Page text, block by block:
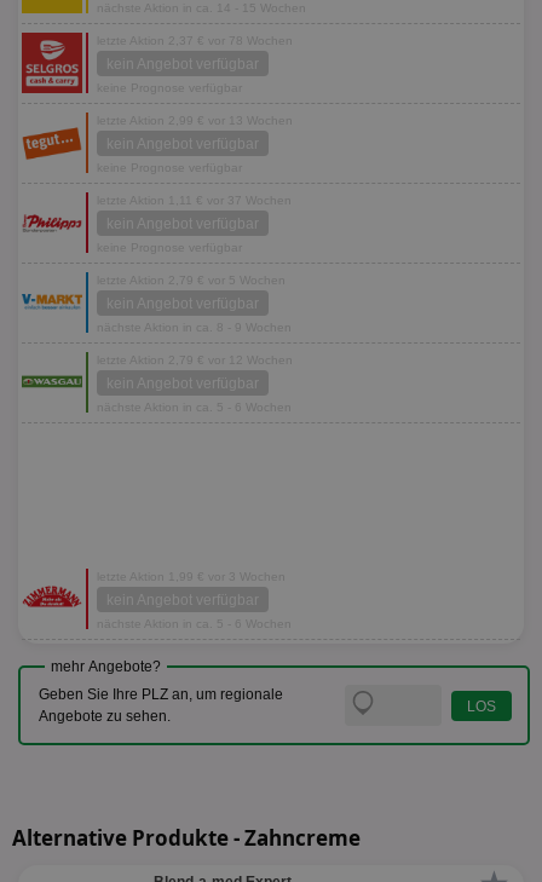
nächste Aktion in ca. 14 - 15 Wochen
letzte Aktion 2,37 € vor 78 Wochen
kein Angebot verfügbar
keine Prognose verfügbar
letzte Aktion 2,99 € vor 13 Wochen
kein Angebot verfügbar
keine Prognose verfügbar
letzte Aktion 1,11 € vor 37 Wochen
kein Angebot verfügbar
keine Prognose verfügbar
letzte Aktion 2,79 € vor 5 Wochen
kein Angebot verfügbar
nächste Aktion in ca. 8 - 9 Wochen
letzte Aktion 2,79 € vor 12 Wochen
kein Angebot verfügbar
nächste Aktion in ca. 5 - 6 Wochen
letzte Aktion 1,99 € vor 3 Wochen
kein Angebot verfügbar
nächste Aktion in ca. 5 - 6 Wochen
mehr Angebote?
Geben Sie Ihre PLZ an, um regionale
Angebote zu sehen.
Alternative Produkte - Zahncreme